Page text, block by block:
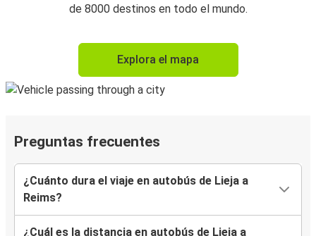
de 8000 destinos en todo el mundo.
Explora el mapa
Preguntas frecuentes
¿Cuánto dura el viaje en autobús de Lieja a
Reims?
¿Cuál es la distancia en autobús de Lieja a